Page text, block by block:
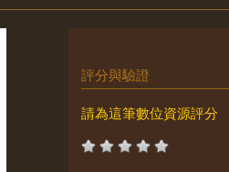
評分與驗證
請為這筆數位資源評分